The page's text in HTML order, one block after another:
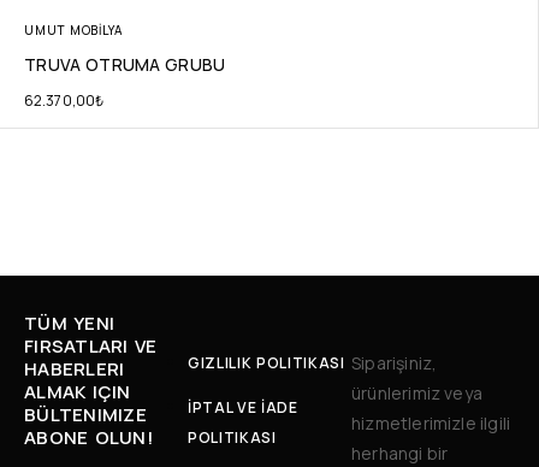
UMUT MOBİLYA
TRUVA OTRUMA GRUBU
62.370,00₺
TÜM YENI
FIRSATLARI VE
HABERLERI
ALMAK IÇIN
BÜLTENIMIZE
ABONE OLUN!
GIZLILIK POLITIKASI
İPTAL VE İADE
POLITIKASI
Siparişiniz,
ürünlerimiz veya
hizmetlerimizle ilgili
herhangi bir